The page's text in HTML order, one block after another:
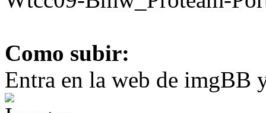
Como subir:
Entra en la web de imgBB